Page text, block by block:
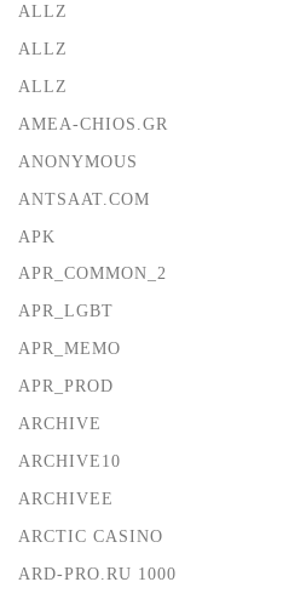
ALLZ
ALLZ
ALLZ
AMEA-CHIOS.GR
ANONYMOUS
ANTSAAT.COM
APK
APR_COMMON_2
APR_LGBT
APR_MEMO
APR_PROD
ARCHIVE
ARCHIVE10
ARCHIVEE
ARCTIC CASINO
ARD-PRO.RU 1000